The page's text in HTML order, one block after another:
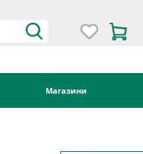
Магазини